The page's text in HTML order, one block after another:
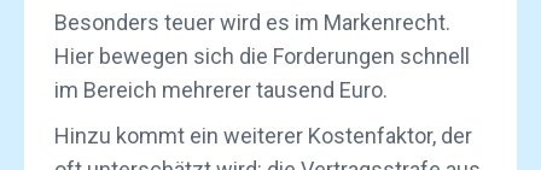
Besonders teuer wird es im Markenrecht.
Hier bewegen sich die Forderungen schnell
im Bereich mehrerer tausend Euro.
Hinzu kommt ein weiterer Kostenfaktor, der